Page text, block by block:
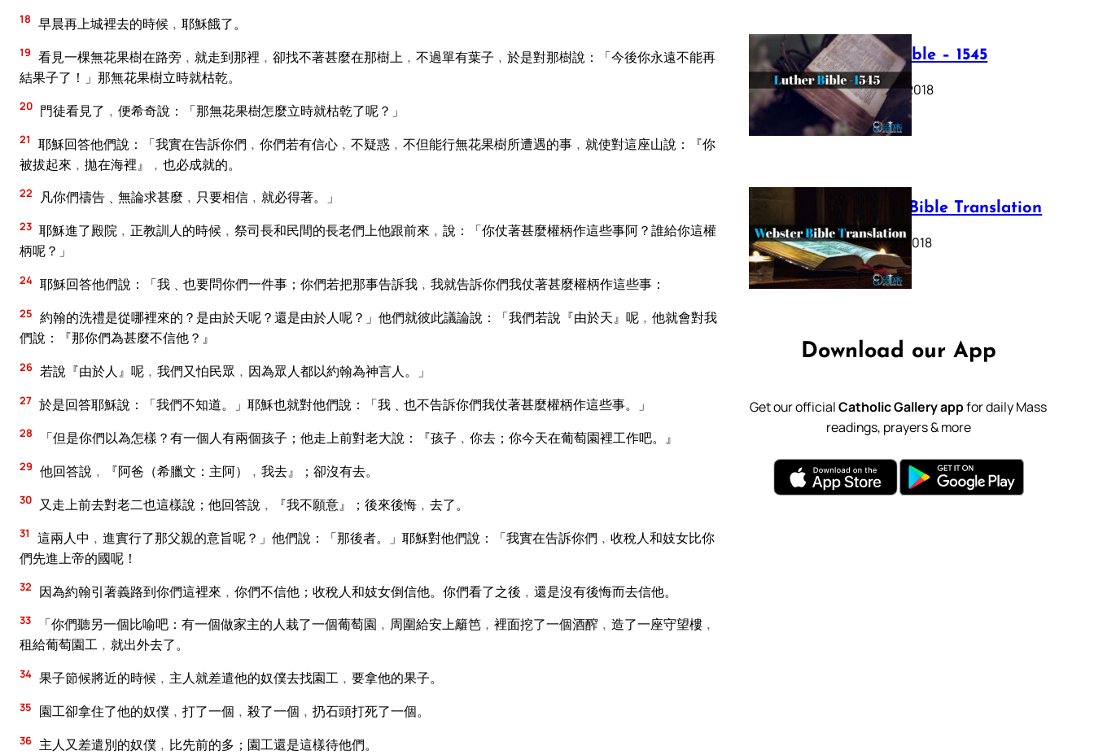
18 早晨再上城裡去的時候﹐耶穌餓了。
19 看見一棵無花果樹在路旁﹐就走到那裡﹐卻找不著甚麼在那樹上﹐不過單有葉子﹐於是對那樹說：「今後你永遠不能再
結果子了！」那無花果樹立時就枯乾。
20 門徒看見了﹐便希奇說：「那無花果樹怎麼立時就枯乾了呢？」
21
耶穌回答他們說：「我實在告訴你們﹐你們若有信心﹐不疑惑﹐不但能行無花果樹所遭遇的事﹐就使對這座山說：『你
被拔起來﹐拋在海裡』﹐也必成就的。
22 凡你們禱告﹑無論求甚麼﹐只要相信﹐就必得著。」
23 耶穌進了殿院﹐正教訓人的時候﹐祭司長和民間的長老們上他跟前來﹐說：「你仗著甚麼權柄作這些事阿？誰給你這權
柄呢？」
24 耶穌回答他們說：「我﹑也要問你們一件事；你們若把那事告訴我﹐我就告訴你們我仗著甚麼權柄作這些事：
25 約翰的洗禮是從哪裡來的？是由於天呢？還是由於人呢？」他們就彼此議論說：「我們若說『由於天』呢﹐他就會對我
們說：『那你們為甚麼不信他？』
26 若說『由於人』呢﹐我們又怕民眾﹐因為眾人都以約翰為神言人。」
27 於是回答耶穌說：「我們不知道。」耶穌也就對他們說：「我﹑也不告訴你們我仗著甚麼權柄作這些事。」
28 「但是你們以為怎樣？有一個人有兩個孩子；他走上前對老大說：『孩子﹐你去；你今天在葡萄園裡工作吧。』
29 他回答說﹐『阿爸（希臘文：主阿）﹐我去』；卻沒有去。
30 又走上前去對老二也這樣說；他回答說﹐『我不願意』；後來後悔﹐去了。
31
這兩人中﹐進實行了那父親的意旨呢？」他們說：「那後者。」耶穌對他們說：「我實在告訴你們﹐收稅人和妓女比你
們先進上帝的國呢！
32 因為約翰引著義路到你們這裡來﹐你們不信他；收稅人和妓女倒信他。你們看了之後﹐還是沒有後悔而去信他。
33
「你們聽另一個比喻吧：有一個做家主的人栽了一個葡萄園﹐周圍給安上籬笆﹐裡面挖了一個酒醡﹐造了一座守望樓﹐
租給葡萄園工﹐就出外去了。
34 果子節候將近的時候﹐主人就差遣他的奴僕去找園工﹐要拿他的果子。
35 園工卻拿住了他的奴僕﹐打了一個﹐殺了一個﹐扔石頭打死了一個。
36 主人又差遣別的奴僕﹐比先前的多；園工還是這樣待他們。
Luther Bible – 1545
October 17, 2018
Webster Bible Translation
October 11, 2018
Download our App
Get our officialCatholic Gallery appfor daily Mass
readings, prayers & more